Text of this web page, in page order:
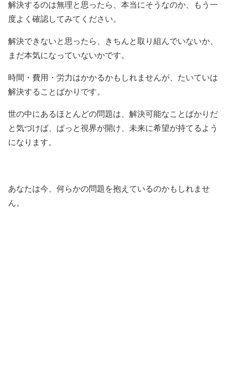
解決するのは無理と思ったら、本当にそうなのか、もう一
度よく確認してみてください。
解決できないと思ったら、きちんと取り組んでいないか、
まだ本気になっていないかです。
時間・費用・労力はかかるかもしれませんが、たいていは
解決することばかりです。
世の中にあるほとんどの問題は、解決可能なことばかりだ
と気づけば、ぱっと視界が開け、未来に希望が持てるよう
になります。
あなたは今、何らかの問題を抱えているのかもしれませ
ん。